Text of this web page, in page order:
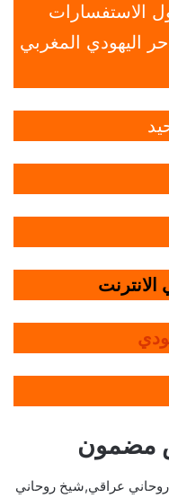
الاستفسارات
اليهودي المغربي
الانترنت
مضمون
عراقي,شيخ روحاني